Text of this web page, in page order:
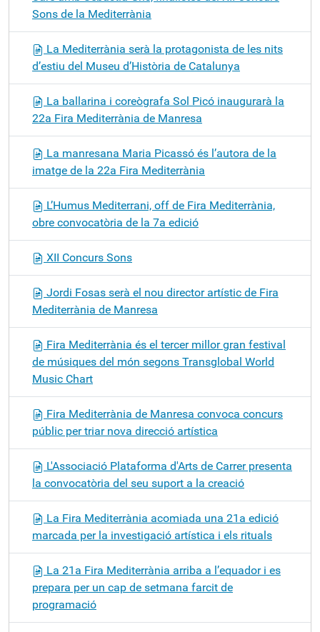
Sons de la Mediterrània
La Mediterrània serà la protagonista de les nits
d’estiu del Museu d’Història de Catalunya
La ballarina i coreògrafa Sol Picó inaugurarà la
22a Fira Mediterrània de Manresa
La manresana Maria Picassó és l’autora de la
imatge de la 22a Fira Mediterrània
L’Humus Mediterrani, off de Fira Mediterrània,
obre convocatòria de la 7a edició
XII Concurs Sons
Jordi Fosas serà el nou director artístic de Fira
Mediterrània de Manresa
Fira Mediterrània és el tercer millor gran festival
de músiques del món segons Transglobal World
Music Chart
Fira Mediterrània de Manresa convoca concurs
públic per triar nova direcció artística
L'Associació Plataforma d'Arts de Carrer presenta
la convocatòria del seu suport a la creació
La Fira Mediterrània acomiada una 21a edició
marcada per la investigació artística i els rituals
La 21a Fira Mediterrània arriba a l’equador i es
prepara per un cap de setmana farcit de
programació